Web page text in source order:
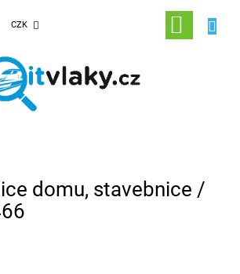
CZK
NÁKUPNÍ
KOŠÍK
domu, stavebnice /